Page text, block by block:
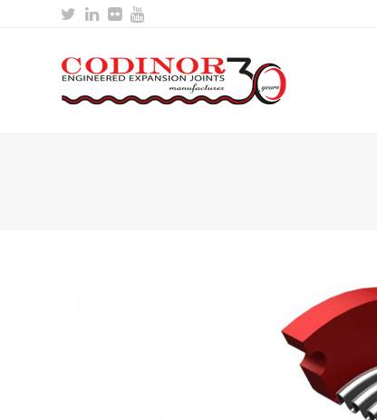
Twitter
LinkedIn
FlickrYoutube